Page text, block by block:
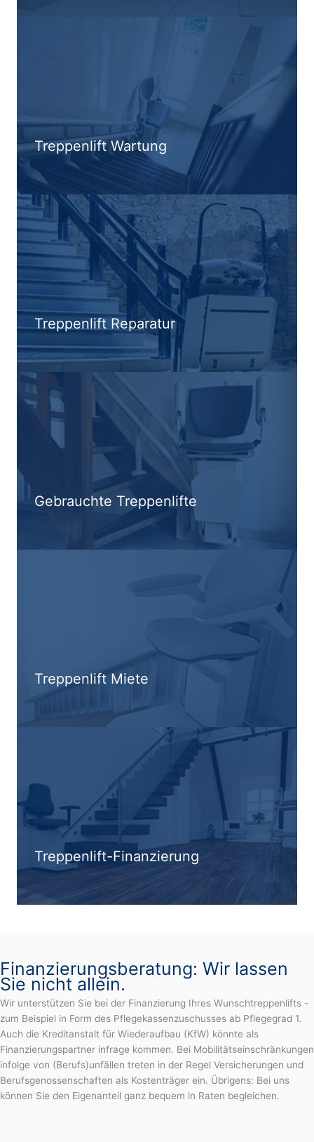
Treppenlift Wartung
Treppenlift Reparatur
Gebrauchte Treppenlifte
Treppenlift Miete
Treppenlift-Finanzierung
Finanzierungsberatung: Wir lassen
Sie nicht allein.
Wir unterstützen Sie bei der Finanzierung Ihres Wunschtreppenlifts -
zum Beispiel in Form des Pflegekassenzuschusses ab Pflegegrad 1.
Auch die Kreditanstalt für Wiederaufbau (KfW) könnte als
Finanzierungspartner infrage kommen. Bei Mobilitätseinschränkungen
infolge von (Berufs)unfällen treten in der Regel Versicherungen und
Berufsgenossenschaften als Kostenträger ein. Übrigens: Bei uns
können Sie den Eigenanteil ganz bequem in Raten begleichen.